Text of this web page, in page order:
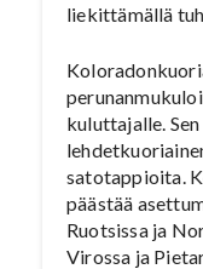
liekittämällä
kuluttajalle.
satotappioita.
päästää
Ruotsissa ja
Virossa ja